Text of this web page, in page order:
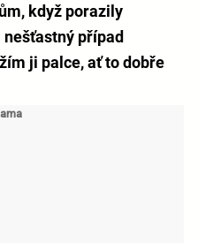
když porazily
případ
ji palce, ať to dobře